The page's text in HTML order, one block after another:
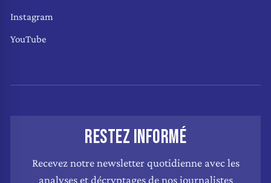
Instagram
YouTube
RESTEZ INFORMÉ
Recevez notre newsletter quotidienne avec les
analyses et décryptages de nos journalistes